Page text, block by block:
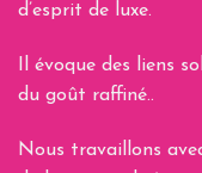
d’esprit de luxe.
Il évoque des liens
du goût raffiné..
Nous travaillons